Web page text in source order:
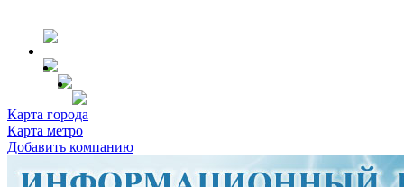
Карта города
Карта метро
Добавить компанию